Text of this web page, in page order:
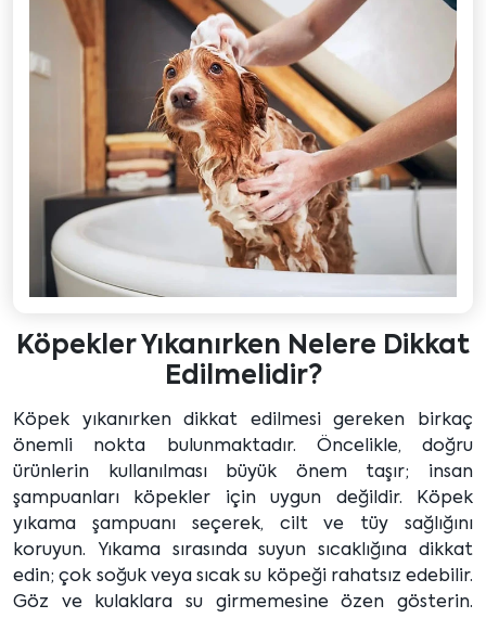
Köpekler Yıkanırken Nelere Dikkat
Edilmelidir?
Köpek yıkanırken dikkat edilmesi gereken birkaç
önemli nokta bulunmaktadır. Öncelikle, doğru
ürünlerin kullanılması büyük önem taşır; insan
şampuanları köpekler için uygun değildir. Köpek
yıkama şampuanı seçerek, cilt ve tüy sağlığını
koruyun. Yıkama sırasında suyun sıcaklığına dikkat
edin; çok soğuk veya sıcak su köpeği rahatsız edebilir.
Göz ve kulaklara su girmemesine özen gösterin.